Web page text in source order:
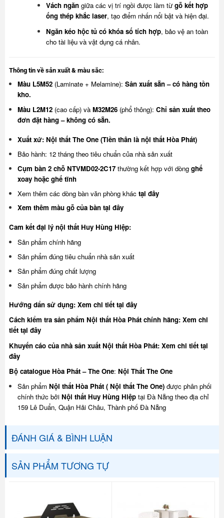
Vách ngăngiữa các vị trí ngồi được làm từ gỗ kết hợp
ống thép khắc laser, tạo điểm nhấn nổi bật và hiện đại.
Ngăn kéo hộc tủ có khóa số tích hợp, bảo vệ an toàn
cho tài liệu và vật dụng cá nhân.
Thông tin về sản xuất & màu sắc:
Màu L5M52(Laminate + Melamine): Sản xuất sẵn – có hàng tồn
kho.
Màu L2M12(cao cấp) và M32M26(phổ thông): Chỉ sản xuất theo
đơn đặt hàng – không có sẵn.
Xuất xứ: Nội thất The One (Tiền thân là nội thất Hòa Phát)
Bảo hành: 12 tháng theo tiêu chuẩn của nhà sản xuất
Cụm bàn 2 chỗ NTVMD02-2C17 thường kết hợp với dòng ghế
xoayhoặc ghế tĩnh
Xem thêm các dòng bàn văn phòng khác tại đây
Xem thêm màu gỗ của bàn tại đây
Cam kết đại lý nội thất Huy Hùng Hiệp:
Sản phẩm chính hãng
Sản phẩm đúng tiêu chuẩn nhà sản xuất
Sản phẩm đúng chất lượng
Sản phẩm được bảo hành chính hãng
Hướng dẩn sử dụng: Xem chi tiết tại đây
Cách kiểm tra sản phẩm Nội thất Hòa Phát chính hãng: Xem chi
tiết tại đây
Khuyến cáo của nhà sản xuất Nội thất Hòa Phát: Xem chi tiết tại
đây
Bộ catalogue Hòa Phát – The One: Nội Thất The One
Sản phẩm Nội thất Hòa Phát ( Nội thất The One)được phân phối
chính thức bởi Nội thất Huy Hùng Hiệptại Đà Nẵng theo địa chỉ
159 Lê Duẩn, Quận Hải Châu, Thành phố Đà Nẵng
ĐÁNH GIÁ & BÌNH LUẬN
SẢN PHẨM TƯƠNG TỰ